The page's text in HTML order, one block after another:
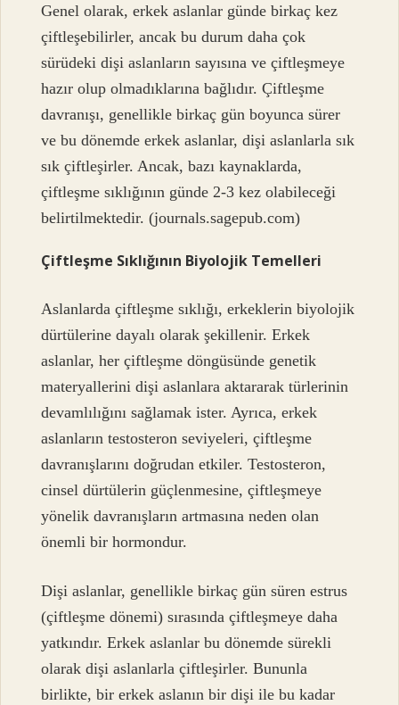
Genel olarak, erkek aslanlar günde birkaç kez
çiftleşebilirler, ancak bu durum daha çok
sürüdeki dişi aslanların sayısına ve çiftleşmeye
hazır olup olmadıklarına bağlıdır. Çiftleşme
davranışı, genellikle birkaç gün boyunca sürer
ve bu dönemde erkek aslanlar, dişi aslanlarla sık
sık çiftleşirler. Ancak, bazı kaynaklarda,
çiftleşme sıklığının günde 2-3 kez olabileceği
belirtilmektedir. (journals.sagepub.com)
Çiftleşme Sıklığının Biyolojik Temelleri
Aslanlarda çiftleşme sıklığı, erkeklerin biyolojik
dürtülerine dayalı olarak şekillenir. Erkek
aslanlar, her çiftleşme döngüsünde genetik
materyallerini dişi aslanlara aktararak türlerinin
devamlılığını sağlamak ister. Ayrıca, erkek
aslanların testosteron seviyeleri, çiftleşme
davranışlarını doğrudan etkiler. Testosteron,
cinsel dürtülerin güçlenmesine, çiftleşmeye
yönelik davranışların artmasına neden olan
önemli bir hormondur.
Dişi aslanlar, genellikle birkaç gün süren estrus
(çiftleşme dönemi) sırasında çiftleşmeye daha
yatkındır. Erkek aslanlar bu dönemde sürekli
olarak dişi aslanlarla çiftleşirler. Bununla
birlikte, bir erkek aslanın bir dişi ile bu kadar